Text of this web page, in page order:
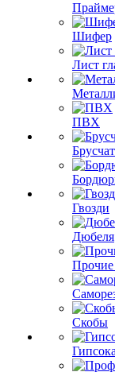
Шифер
Лист
ПВХ
Гвозди
Дюбеля
Прочие
Скобы